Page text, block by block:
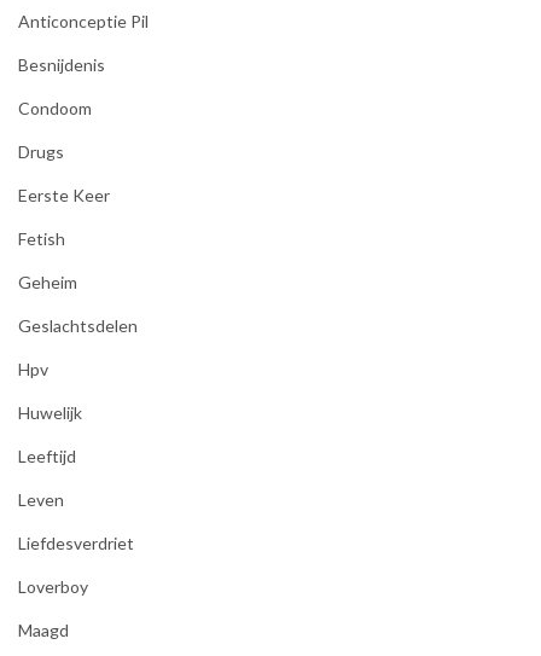
Anticonceptie Pil
Besnijdenis
Condoom
Drugs
Eerste Keer
Fetish
Geheim
Geslachtsdelen
Hpv
Huwelijk
Leeftijd
Leven
Liefdesverdriet
Loverboy
Maagd